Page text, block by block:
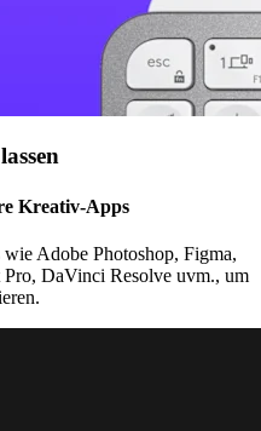
Kreativ-Apps
Adobe Photoshop, Figma,
DaVinci Resolve uvm., um